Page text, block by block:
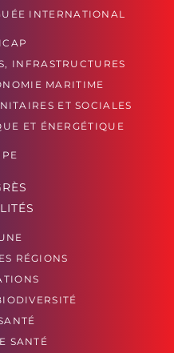
INTERNATIONAL
INFRASTRUCTURES
MARITIME
ET SOCIALES
ET ÉNERGÉTIQUE
RÉGIONS
SANTÉ